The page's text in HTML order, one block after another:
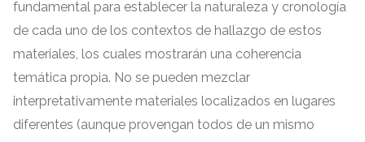
fundamental para establecer la naturaleza y cronología
de cada uno de los contextos de hallazgo de estos
materiales, los cuales mostrarán una coherencia
temática propia. No se pueden mezclar
interpretativamente materiales localizados en lugares
diferentes (aunque provengan todos de un mismo